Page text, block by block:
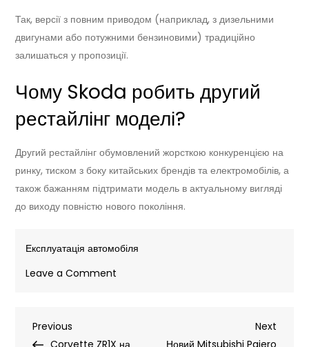
Так, версії з повним приводом (наприклад, з дизельними
двигунами або потужними бензиновими) традиційно
залишаться у пропозиції.
Чому Skoda робить другий
рестайлінг моделі?
Другий рестайлінг обумовлений жорсткою конкуренцією на
ринку, тиском з боку китайських брендів та електромобілів, а
також бажанням підтримати модель в актуальному вигляді
до виходу повністю нового покоління.
Експлуатація автомобіля
Leave a Comment
Octavia:
Навігація
Previous
Post
Previous
Corvette ZR1X на
Next
Post
Next
Новий Mitsubishi Pajero